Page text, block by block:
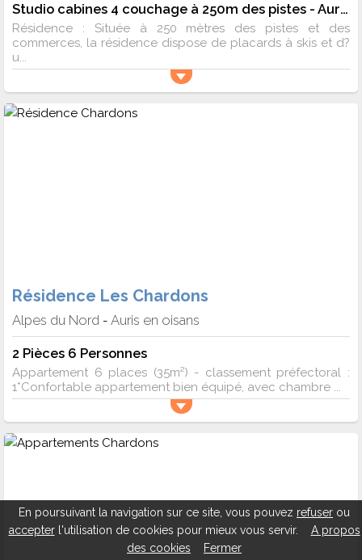
Studio cabines 4 couchage à 250m des pistes - Auris en Oisans
Résidence : Située à 250 mètres des pistes et des
commerces, la résidence dispose de placards à skis et d?
u...
Résidence Les Chardons
Alpes du Nord - Auris en oisans
2 Pièces 6 Personnes
Appartement 6 places (35m²) - classement préfectoral :
1*Confortable appartement bien équipé, avec chambre ...
En poursuivant la navigation sur ce site, vous pouvez refuser ou
accepterl'utilisation de cookies pour mieux vous servir.
A propos
des cookies
Fermer